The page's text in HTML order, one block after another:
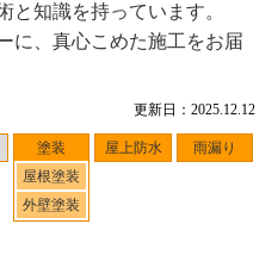
更新日：2025.12.12
塗装
屋根塗装
外壁塗装
屋上防水 雨漏り
と知識を持っています。
に、真心こめた施工をお届